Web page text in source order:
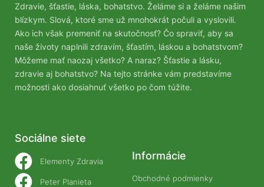
Zdravie, šťastie, láska, bohatstvo. Želáme si a želáme našim
blízkym. Slová, ktoré sme už mnohokrát počuli a vyslovili.
Ako ich však premeniť na skutočnosť? Čo spraviť, aby sa
naše životy naplnili zdravím, šťastím, láskou a bohatstvom?
Môžeme mať naozaj všetko? A naraz? Šťastie a lásku,
zdravie aj bohatstvo? Na tejto stránke vám predstavíme
možnosti ako dosiahnuť všetko po čom túžite.
Sociálne siete
Elementy Zdravia
Peter Planieta
Informácie
Obchodné podmienky